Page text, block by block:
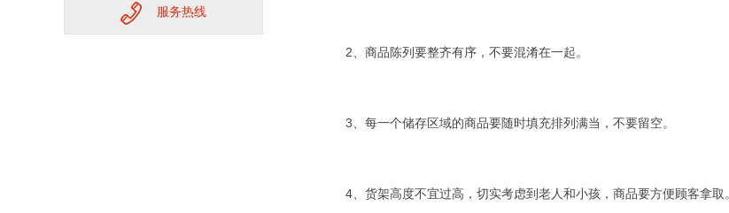
服务热线
2、商品陈列要整齐有序，不要混淆在一起。
3、每一个储存区域的商品要随时填充排列满当，不要留空。
4、货架高度不宜过高，切实考虑到老人和小孩，商品要方便顾客拿取。